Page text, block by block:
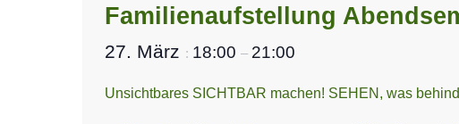
Familienaufstellung
27. März : 18:00 – 21:00
Unsichtbares SICHTBAR machen! SEHEN, was